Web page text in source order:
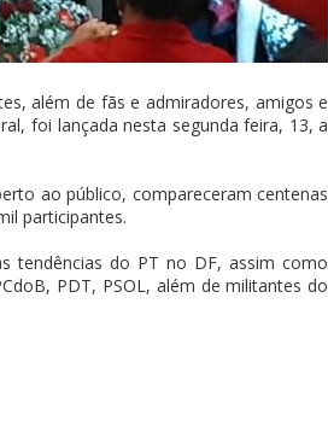
além de fãs e admiradores, amigos e
foi lançada nesta segunda feira, 13, a
ao público, compareceram centenas
participantes.
tendências do PT no DF, assim como
PDT, PSOL, além de militantes do